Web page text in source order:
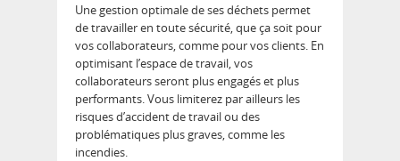
Une gestion optimale de ses déchets permet
de travailler en toute sécurité, que ça soit pour
vos collaborateurs, comme pour vos clients. En
optimisant l’espace de travail, vos
collaborateurs seront plus engagés et plus
performants. Vous limiterez par ailleurs les
risques d’accident de travail ou des
problématiques plus graves, comme les
incendies.